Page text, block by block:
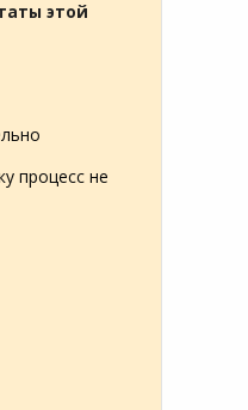
этой
процесс не